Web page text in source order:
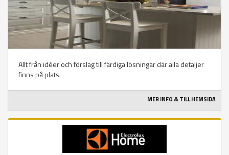
Allt från idéer och förslag till färdiga lösningar där alla detaljer
finns på plats.
MER INFO & TILL HEMSIDA